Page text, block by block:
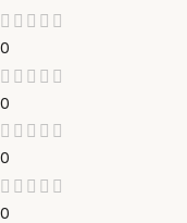
0
0
0
0